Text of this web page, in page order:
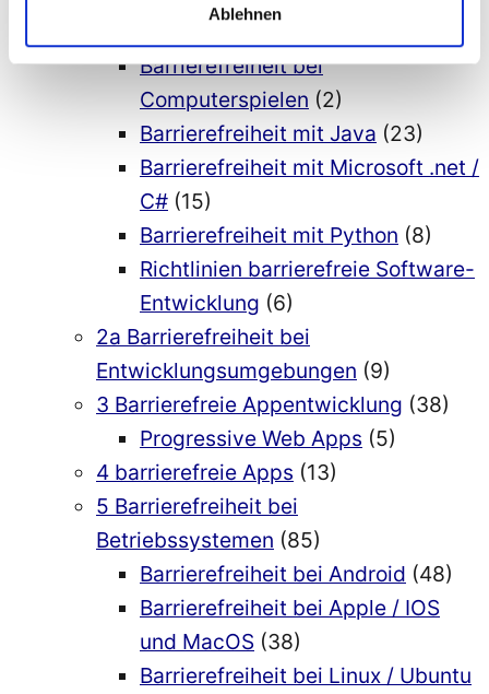
Ablehnen
Barrierefreiheit bei
Computerspielen (2)
Barrierefreiheit mit Java (23)
Barrierefreiheit mit Microsoft .net /
C# (15)
Barrierefreiheit mit Python (8)
Richtlinien barrierefreie Software-
Entwicklung (6)
2a Barrierefreiheit bei
Entwicklungsumgebungen (9)
3 Barrierefreie Appentwicklung (38)
Progressive Web Apps (5)
4 barrierefreie Apps (13)
5 Barrierefreiheit bei
Betriebssystemen (85)
Barrierefreiheit bei Android (48)
Barrierefreiheit bei Apple / IOS
und MacOS (38)
Barrierefreiheit bei Linux / Ubuntu